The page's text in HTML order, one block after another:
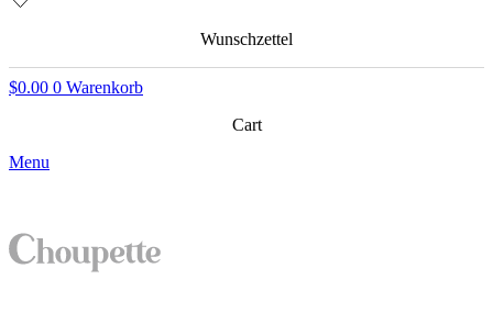
Wunschzettel
$0.00 0 Warenkorb
Cart
Menu